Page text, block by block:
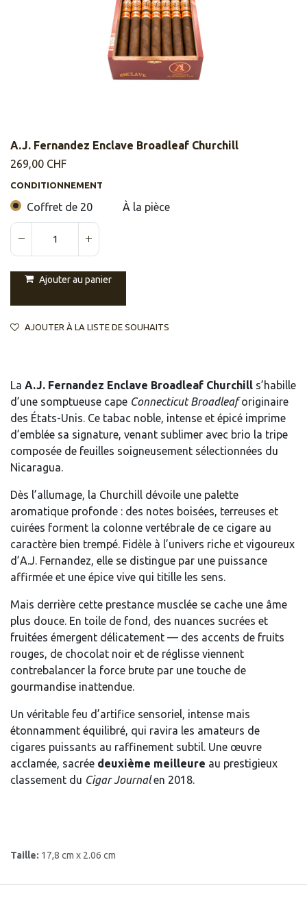
A.J. Fernandez Enclave Broadleaf Churchill
269,00 CHF
CONDITIONNEMENT
Coffret de 20 À la pièce
Ajouter au panier
AJOUTER À LA LISTE DE SOUHAITS
La A.J. Fernandez Enclave Broadleaf Churchill s’habille
d’une somptueuse cape Connecticut Broadleaforiginaire
des États-Unis. Ce tabac noble, intense et épicé imprime
d’emblée sa signature, venant sublimer avec brio la tripe
composée de feuilles soigneusement sélectionnées du
Nicaragua.
Dès l’allumage, la Churchill dévoile une palette
aromatique profonde : des notes boisées, terreuses et
cuirées forment la colonne vertébrale de ce cigare au
caractère bien trempé. Fidèle à l’univers riche et vigoureux
d’A.J. Fernandez, elle se distingue par une puissance
affirmée et une épice vive qui titille les sens.
Mais derrière cette prestance musclée se cache une âme
plus douce. En toile de fond, des nuances sucrées et
fruitées émergent délicatement — des accents de fruits
rouges, de chocolat noir et de réglisse viennent
contrebalancer la force brute par une touche de
gourmandise inattendue.
Un véritable feu d’artifice sensoriel, intense mais
étonnamment équilibré, qui ravira les amateurs de
cigares puissants au raffinement subtil. Une œuvre
acclamée, sacrée deuxième meilleure au prestigieux
classement du Cigar Journalen 2018.
Taille: 17,8 cm x 2.06 cm